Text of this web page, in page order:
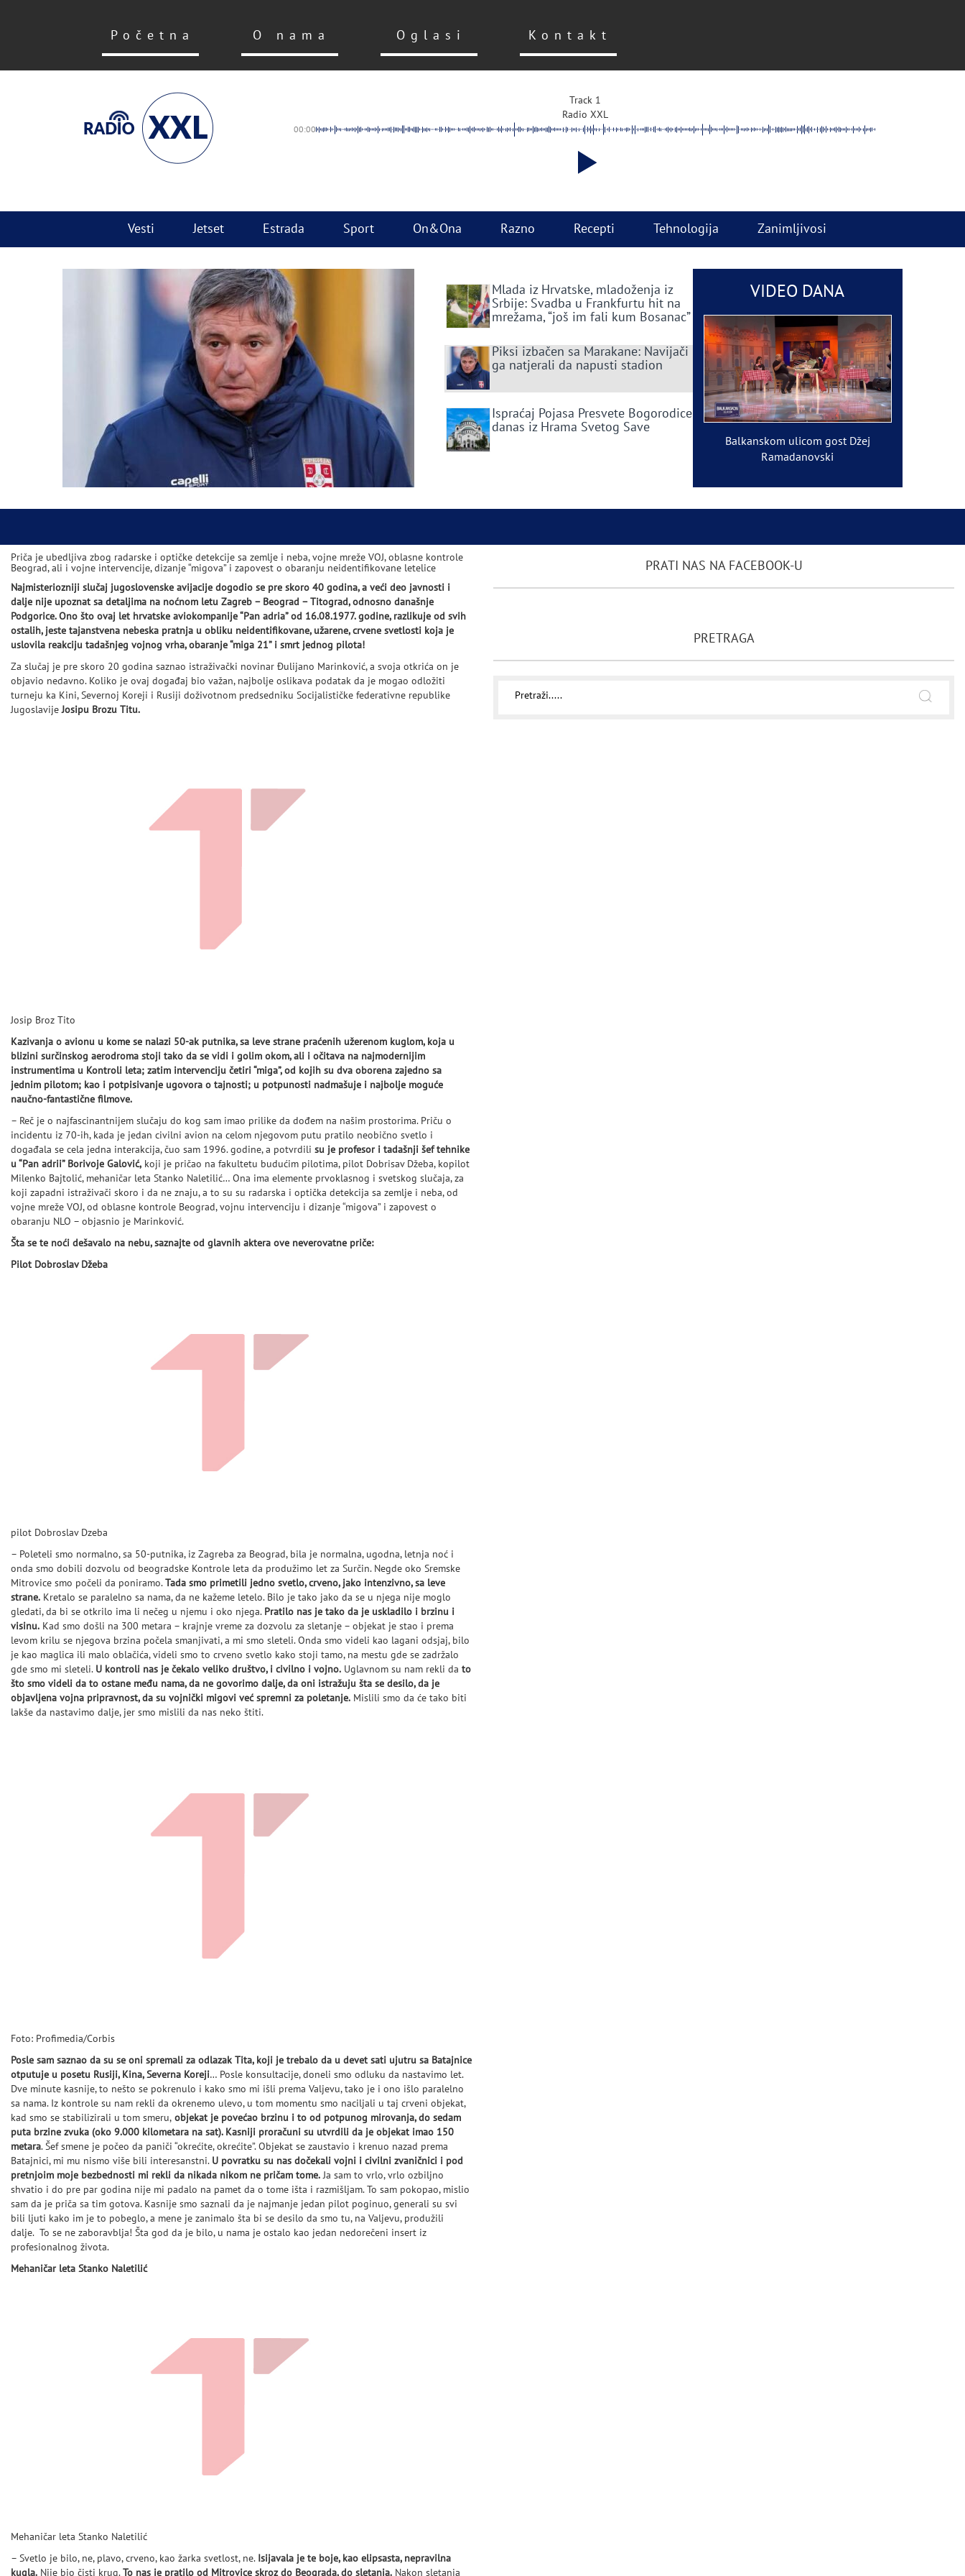
Početna O nama Oglasi Kontakt
Track 1
Radio XXL
00:00
Vesti Jetset Estrada Sport On&Ona Razno Recepti Tehnologija Zanimljivosi
Mlada iz Hrvatske, mladoženja iz
Srbije: Svadba u Frankfurtu hit na
mrežama, “još im fali kum Bosanac”
Piksi izbačen sa Marakane: Navijači
ga natjerali da napusti stadion
Ispraćaj Pojasa Presvete Bogorodice
danas iz Hrama Svetog Save
VIDEO DANA
Balkanskom ulicom gost Džej
Ramadanovski
Priča je ubedljiva zbog radarske i optičke detekcije sa zemlje i neba, vojne mreže VOJ, oblasne kontrole
Beograd, ali i vojne intervencije, dizanje “migova” i zapovest o obaranju neidentifikovane letelice
Najmisteriozniji slučaj jugoslovenske avijacije dogodio se pre skoro 40 godina, a veći deo javnosti i
dalje nije upoznat sa detaljima na noćnom letu Zagreb – Beograd – Titograd, odnosno današnje
Podgorice. Ono što ovaj let hrvatske aviokompanije “Pan adria” od 16.08.1977. godine, razlikuje od svih
ostalih, jeste tajanstvena nebeska pratnja u obliku neidentifikovane, užarene, crvene svetlosti koja je
uslovila reakciju tadašnjeg vojnog vrha, obaranje “miga 21” i smrt jednog pilota!
Za slučaj je pre skoro 20 godina saznao istraživački novinar Đulijano Marinković, a svoja otkrića on je
objavio nedavno. Koliko je ovaj događaj bio važan, najbolje oslikava podatak da je mogao odložiti
turneju ka Kini, Severnoj Koreji i Rusiji doživotnom predsedniku Socijalističke federativne republike
JugoslavijeJosipu Brozu Titu.
Josip Broz Tito
Kazivanja o avionu u kome se nalazi 50-ak putnika, sa leve strane praćenih užerenom kuglom, koja u
blizini surčinskog aerodroma stoji tako da se vidi i golim okom, ali i očitava na najmodernijim
instrumentima u Kontroli leta; zatim intervenciju četiri “miga”, od kojih su dva oborena zajedno sa
jednim pilotom; kao i potpisivanje ugovora o tajnosti; u potpunosti nadmašuje i najbolje moguće
naučno-fantastične filmove.
– Reč je o najfascinantnijem slučaju do kog sam imao prilike da dođem na našim prostorima. Priču o
incidentu iz 70-ih, kada je jedan civilni avion na celom njegovom putu pratilo neobično svetlo i
događala se cela jedna interakcija, čuo sam 1996. godine, a potvrdili su je profesor i tadašnji šef tehnike
u “Pan adrii” Borivoje Galović, koji je pričao na fakultetu budućim pilotima, pilot Dobrisav Džeba, kopilot
Milenko Bajtolić, mehaničar leta Stanko Naletilić… Ona ima elemente prvoklasnog i svetskog slučaja, za
koji zapadni istraživači skoro i da ne znaju, a to su su radarska i optička detekcija sa zemlje i neba, od
vojne mreže VOJ, od oblasne kontrole Beograd, vojnu intervenciju i dizanje “migova” i zapovest o
obaranju NLO – objasnio je Marinković.
Šta se te noći dešavalo na nebu, saznajte od glavnih aktera ove neverovatne priče:
Pilot Dobroslav Džeba
pilot Dobroslav Dzeba
– Poleteli smo normalno, sa 50-putnika, iz Zagreba za Beograd, bila je normalna, ugodna, letnja noć i
onda smo dobili dozvolu od beogradske Kontrole leta da produžimo let za Surčin. Negde oko Sremske
Mitrovice smo počeli da poniramo.Tada smo primetili jedno svetlo, crveno, jako intenzivno, sa leve
strane. Kretalo se paralelno sa nama, da ne kažeme letelo. Bilo je tako jako da se u njega nije moglo
gledati, da bi se otkrilo ima li nečeg u njemu i oko njega. Pratilo nas je tako da je uskladilo i brzinu i
visinu. Kad smo došli na 300 metara – krajnje vreme za dozvolu za sletanje – objekat je stao i prema
levom krilu se njegova brzina počela smanjivati, a mi smo sleteli. Onda smo videli kao lagani odsjaj, bilo
je kao maglica ili malo oblačića, videli smo to crveno svetlo kako stoji tamo, na mestu gde se zadržalo
gde smo mi sleteli. U kontroli nas je čekalo veliko društvo, i civilno i vojno. Uglavnom su nam rekli da to
što smo videli da to ostane među nama, da ne govorimo dalje, da oni istražuju šta se desilo, da je
objavljena vojna pripravnost, da su vojnički migovi već spremni za poletanje. Mislili smo da će tako biti
lakše da nastavimo dalje, jer smo mislili da nas neko štiti.
Foto: Profimedia/Corbis
Posle sam saznao da su se oni spremali za odlazak Tita, koji je trebalo da u devet sati ujutru sa Batajnice
otputuje u posetu Rusiji, Kina, Severna Koreji… Posle konsultacije, doneli smo odluku da nastavimo let.
Dve minute kasnije, to nešto se pokrenulo i kako smo mi išli prema Valjevu, tako je i ono išlo paralelno
sa nama. Iz kontrole su nam rekli da okrenemo ulevo, u tom momentu smo naciljali u taj crveni objekat,
kad smo se stabilizirali u tom smeru, objekat je povećao brzinu i to od potpunog mirovanja, do sedam
puta brzine zvuka (oko 9.000 kilometara na sat). Kasniji proračuni su utvrdili da je objekat imao 150
metara. Šef smene je počeo da paniči “okrećite, okrećite”. Objekat se zaustavio i krenuo nazad prema
Batajnici, mi mu nismo više bili interesanstni. U povratku su nas dočekali vojni i civilni zvaničnici i pod
pretnjoim moje bezbednosti mi rekli da nikada nikom ne pričam tome.Ja sam to vrlo, vrlo ozbiljno
shvatio i do pre par godina nije mi padalo na pamet da o tome išta i razmišljam. To sam pokopao, mislio
sam da je priča sa tim gotova. Kasnije smo saznali da je najmanje jedan pilot poginuo, generali su svi
bili ljuti kako im je to pobeglo, a mene je zanimalo šta bi se desilo da smo tu, na Valjevu, produžili
dalje. To se ne zaboravblja! Šta god da je bilo, u nama je ostalo kao jedan nedorečeni insert iz
profesionalnog života.
Mehaničar leta Stanko Naletilić
Mehaničar leta Stanko Naletilić
– Svetlo je bilo, ne, plavo, crveno, kao žarka svetlost, ne. Isijavala je te boje, kao elipsasta, nepravilna
kugla. Nije bio čisti krug.To nas je pratilo od Mitrovice skroz do Beograda, do sletanja. Nakon sletanja
PRATI NAS NA FACEBOOK-U
PRETRAGA